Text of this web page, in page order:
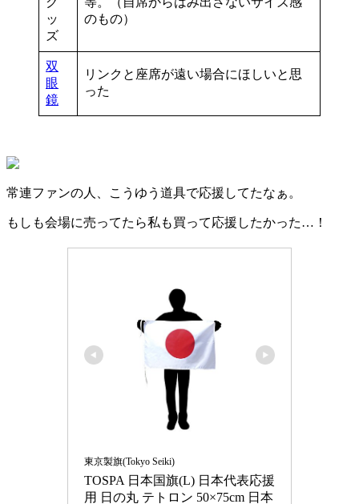
ッ
ズ
のもの）
双
眼
鏡
リンクと座席が遠い場合にほしいと思
った
常連ファンの人、こうゆう道具で応援してたなぁ。
もしも会場に売ってたら私も買って応援したかった…！
東京製旗(Tokyo Seiki)
TOSPA 日本国旗(L) 日本代表応援
用 日の丸 テトロン 50×75cm 日本